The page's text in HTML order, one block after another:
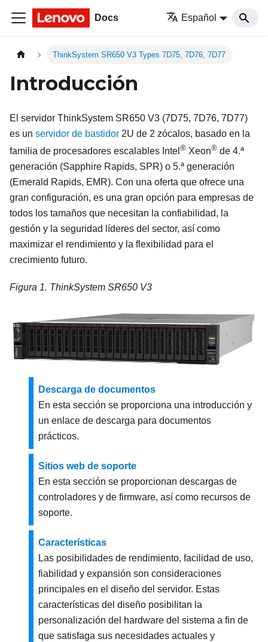
Docs Español
ThinkSystem SR650 V3 Types 7D75, 7D76, 7D77
Introducción
El servidor ThinkSystem SR650 V3 (7D75, 7D76, 7D77)
es un servidor de bastidor 2U de 2 zócalos, basado en la
familia de procesadores escalables Intel ® Xeon® de 4.ª
generación (Sapphire Rapids, SPR) o 5.ª generación
(Emerald Rapids, EMR). Con una oferta que ofrece una
gran configuración, es una gran opción para empresas de
todos los tamaños que necesitan la confiabilidad, la
gestión y la seguridad líderes del sector, así como
maximizar el rendimiento y la flexibilidad para el
crecimiento futuro.
Figura 1. ThinkSystem SR650 V3
Descarga de documentos
En esta sección se proporciona una introducción y
un enlace de descarga para documentos
prácticos.
Sitios web de soporte
En esta sección se proporcionan descargas de
controladores y de firmware, así como recursos de
soporte.
Características
Las posibilidades de rendimiento, facilidad de uso,
fiabilidad y expansión son consideraciones
principales en el diseño del servidor. Estas
características del diseño posibilitan la
personalización del hardware del sistema a fin de
que satisfaga sus necesidades actuales y